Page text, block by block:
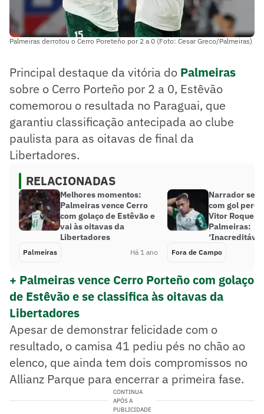
Palmeiras derrotou o Cerro Poreteño por 2 a 0 (Foto: Cesar Greco/Palmeiras)
Principal destaque da vitória do Palmeiras
sobre o Cerro Porteño por 2 a 0, Estêvão
comemorou o resultada no Paraguai, que
garantiu classificação antecipada ao clube
paulista para as oitavas de final da
Libertadores.
RELACIONADAS
Melhores momentos:
Palmeiras vence Cerro
com golaço de Estêvão e
vai às oitavas da
Libertadores
Palmeiras Há 1 ano
Narrador se
com gol
Vitor Roque,
Palmeiras:
Fora de Campo
+ Palmeiras vence Cerro Porteño com golaço
de Estêvão e se classifica às oitavas da
Libertadores
Apesar de demonstrar felicidade com o
resultado, o camisa 41 pediu pés no chão ao
elenco, que ainda tem dois compromissos no
Allianz Parque para encerrar a primeira fase.
CONTINUA
APÓS A
PUBLICIDADE